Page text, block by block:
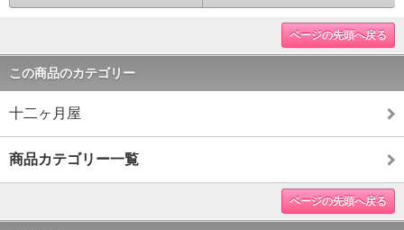
ページの先頭へ戻る
この商品のカテゴリー
十二ヶ月屋
商品カテゴリー一覧
ページの先頭へ戻る